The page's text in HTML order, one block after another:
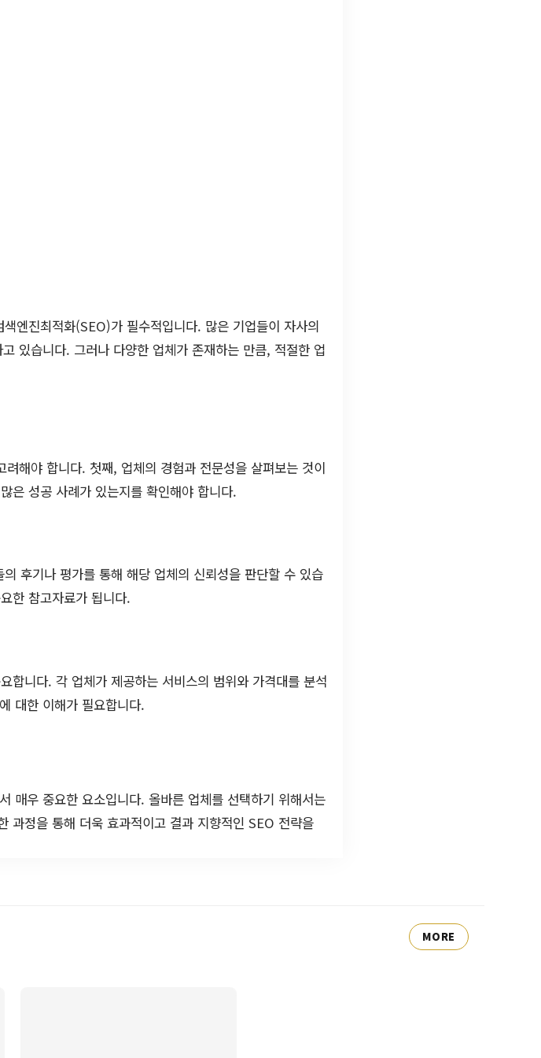
엔진최적화(SEO)가 필수적입니다. 많은 기업들이 자사의
있습니다. 그러나 다양한 업체가 존재하는 만큼, 적절한 업
해야 합니다. 첫째, 업체의 경험과 전문성을 살펴보는 것이
은 성공 사례가 있는지를 확인해야 합니다.
후기나 평가를 통해 해당 업체의 신뢰성을 판단할 수 있습
한 참고자료가 됩니다.
합니다. 각 업체가 제공하는 서비스의 범위와 가격대를 분석
에 대한 이해가 필요합니다.
매우 중요한 요소입니다. 올바른 업체를 선택하기 위해서는
과정을 통해 더욱 효과적이고 결과 지향적인 SEO 전략을
MORE